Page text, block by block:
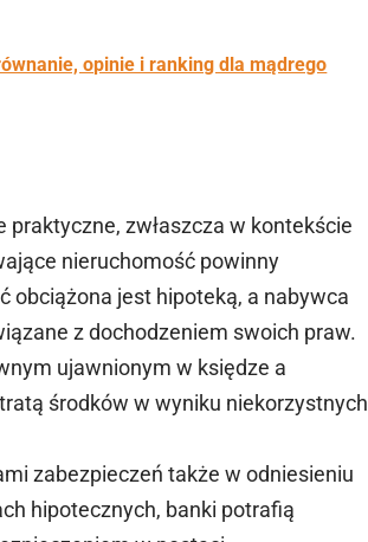
opinie i ranking dla mądrego
zwłaszcza w kontekście
nieruchomość powinny
obciążona jest hipoteką, a nabywca
z dochodzeniem swoich praw.
ujawnionym w księdze a
środków w wyniku niekorzystnych
zabezpieczeń także w odniesieniu
hipotecznych, banki potrafią